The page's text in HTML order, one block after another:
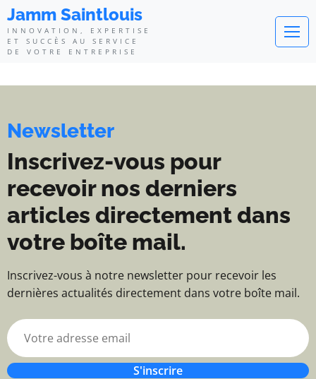
Jamm Saintlouis - Innovation,
Jamm Saintlouis
INNOVATION, EXPERTISE
ET SUCCÈS AU SERVICE
DE VOTRE ENTREPRISE
Newsletter
Inscrivez-vous pour
recevoir nos derniers
articles directement dans
votre boîte mail.
Inscrivez-vous à notre newsletter pour recevoir les
dernières actualités directement dans votre boîte mail.
S'inscrire